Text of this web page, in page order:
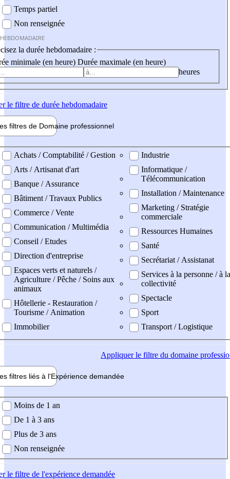
Temps partiel
Non renseignée
la durée hebdomadaire :
minimale (en heure) Durée maximale (en heure)
heures
le filtre de durée hebdomadaire
filtres de Domaine professionnel
professionel
Achats / Comptabilité / Gestion
Arts / Artisanat d'art
Banque / Assurance
Bâtiment / Travaux Publics
Commerce / Vente
Communication / Multimédia
Conseil / Etudes
Direction d'entreprise
Espaces verts et naturels /
Agriculture / Pêche / Soins aux
animaux
Hôtellerie - Restauration /
Tourisme / Animation
Immobilier
Industrie
Informatique /
Télécommunication
Installation / Maintenance
Marketing / Stratégie
commerciale
Ressources Humaines
Santé
Secrétariat / Assistanat
Services à la personne / à la
collectivité
Spectacle
Sport
Transport / Logistique
Appliquerle filtre du domaine
filtres liés à l'Expérience demandée
demandée
Moins de 1 an
De 1 à 3 ans
Plus de 3 ans
Non renseignée
le filtre de l'expérience demandée